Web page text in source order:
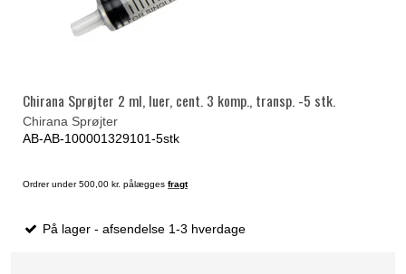
Chirana Sprøjter 2 ml, luer, cent. 3 komp., transp. -5 stk.
Chirana Sprøjter
AB-AB-100001329101-5stk
Ordrer under 500,00 kr. pålægges fragt
På lager - afsendelse 1-3 hverdage